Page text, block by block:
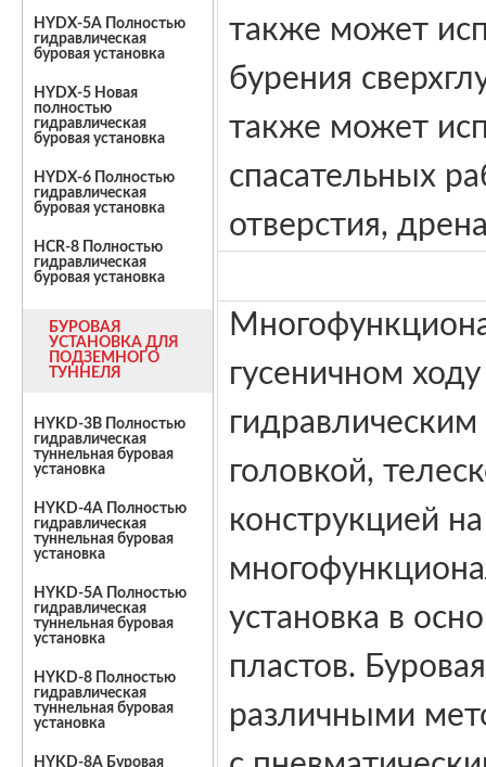
HYDX-5A Полностью
гидравлическая
буровая установка
HYDX-5 Новая
полностью
гидравлическая
буровая установка
HYDX-6 Полностью
гидравлическая
буровая установка
HCR-8 Полностью
гидравлическая
буровая установка
БУРОВАЯ
УСТАНОВКА ДЛЯ
ПОДЗЕМНОГО
ТУННЕЛЯ
HYKD-3B Полностью
гидравлическая
туннельная буровая
установка
HYKD-4A Полностью
гидравлическая
туннельная буровая
установка
HYKD-5A Полностью
гидравлическая
туннельная буровая
установка
HYKD-8 Полностью
гидравлическая
туннельная буровая
установка
HYKD-8A Буровая
также может
бурения
также может
спасательных
отверстия,
гусеничном
головкой,
конструкцией
установка в
пластов.
различными